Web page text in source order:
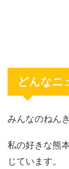
どんなニ
みんなのねん
私の好きな熊
じています。